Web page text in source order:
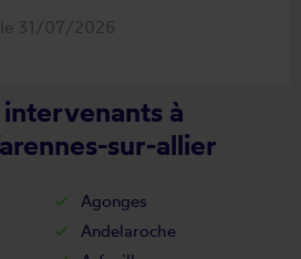
le 31/07/2026
à
sur-allier
Agonges
Andelaroche